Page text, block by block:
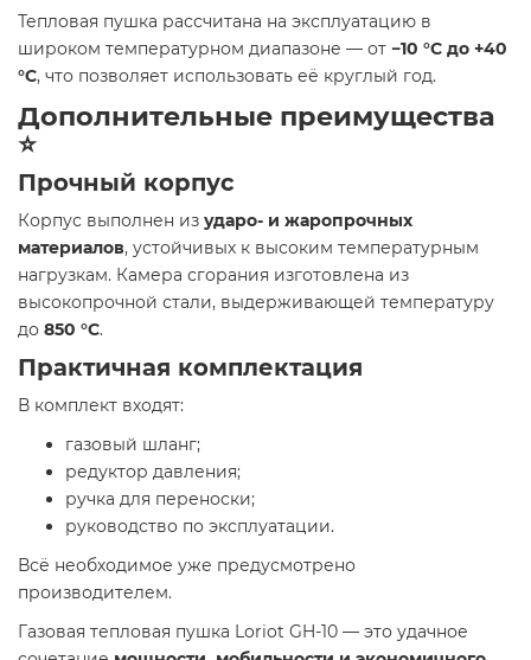
Тепловая пушка рассчитана на эксплуатацию в
широком температурном диапазоне — от −10 °C до +40
°C, что позволяет использовать её круглый год.
Дополнительные преимущества
⭐
Прочный корпус
Корпус выполнен из ударо- и жаропрочных
материалов, устойчивых к высоким температурным
нагрузкам. Камера сгорания изготовлена из
высокопрочной стали, выдерживающей температуру
до 850 °C.
Практичная комплектация
В комплект входят:
газовый шланг;
редуктор давления;
ручка для переноски;
руководство по эксплуатации.
Всё необходимое уже предусмотрено
производителем.
Газовая тепловая пушка Loriot GH-10 — это удачное